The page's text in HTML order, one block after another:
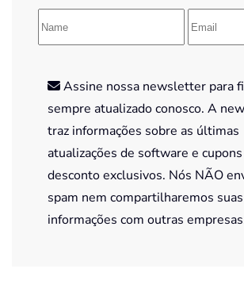
Assine nossa newsletter para
sempre atualizado conosco. A
traz informações sobre as últimas
atualizações de software e
desconto exclusivos. Nós NÃO
spam nem compartilharemos suas
informações com outras